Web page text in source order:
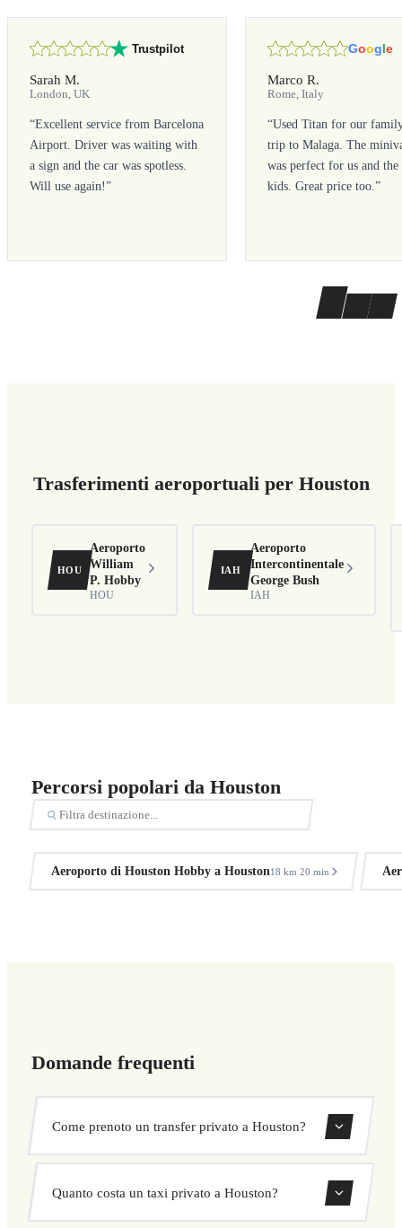
Trustpilot
Sarah M.
London, UK
“Excellent service from Barcelona
Airport. Driver was waiting with
a sign and the car was spotless.
Will use again!”
Google
Marco R.
Rome, Italy
“Used Titan for our
trip to Malaga. The
was perfect for us and the
kids. Great price too.”
Trasferimenti aeroportuali per Houston
HOU
Aeroporto
William
P. Hobby
HOU
IAH
Aeroporto
Intercontinentale
George Bush
IAH
Percorsi popolari da Houston
Aeroporto di Houston Hobby a Houston18 km·20 min
Domande frequenti
Come prenoto un transfer privato a Houston?
confermare subito il tuo transfer. Scegli ritiro e
Quanto costa un taxi privato a Houston?